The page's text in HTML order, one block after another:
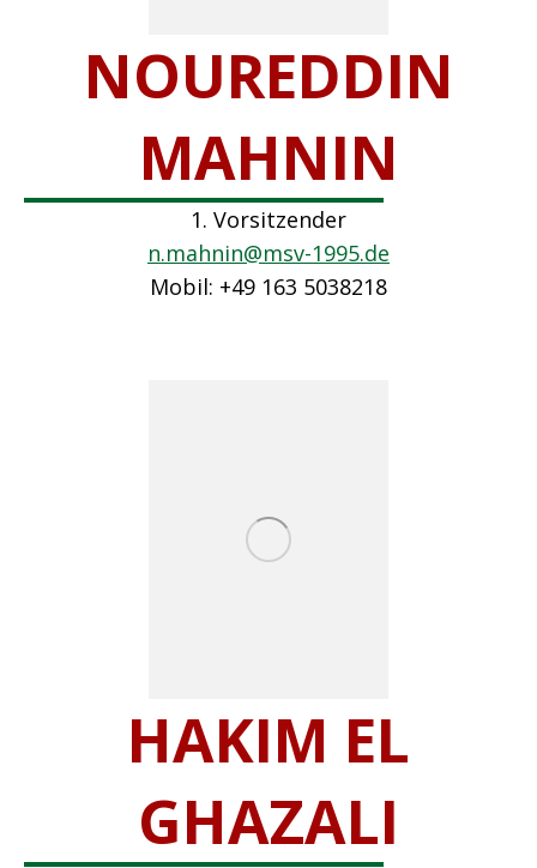
NOUREDDIN
MAHNIN
1. Vorsitzender
n.mahnin@msv-1995.de
Mobil: +49 163 5038218
HAKIM EL
GHAZALI